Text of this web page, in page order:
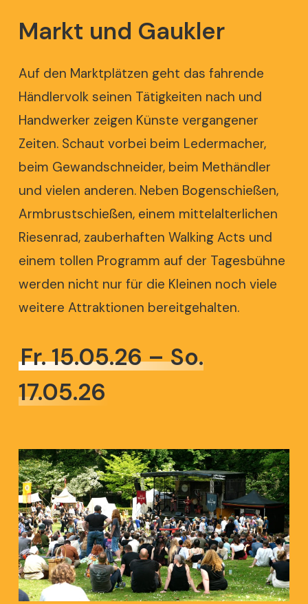
Markt und Gaukler
Auf den Marktplätzen geht das fahrende
Händlervolk seinen Tätigkeiten nach und
Handwerker zeigen Künste vergangener
Zeiten. Schaut vorbei beim Ledermacher,
beim Gewandschneider, beim Methändler
und vielen anderen. Neben Bogenschießen,
Armbrustschießen, einem mittelalterlichen
Riesenrad, zauberhaften Walking Acts und
einem tollen Programm auf der Tagesbühne
werden nicht nur für die Kleinen noch viele
weitere Attraktionen bereitgehalten.
Fr. 15.05.26 – So.
17.05.26